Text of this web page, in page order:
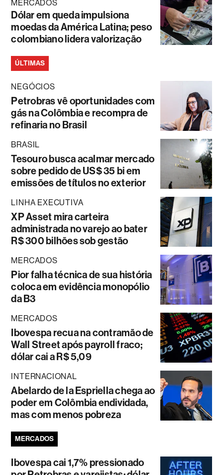
MERCADOS
Dólar em queda impulsiona
moedas da América Latina; peso
colombiano lidera valorização
ÚLTIMAS
NEGÓCIOS
Petrobras vê oportunidades com
gás na Colômbia e recompra de
refinaria no Brasil
BRASIL
Tesouro busca acalmar mercado
sobre pedido de US$ 35 bi em
emissões de títulos no exterior
LINHA EXECUTIVA
XP Asset mira carteira
administrada no varejo ao bater
R$ 300 bilhões sob gestão
MERCADOS
Pior falha técnica de sua história
coloca em evidência monopólio
da B3
MERCADOS
Ibovespa recua na contramão de
Wall Street após payroll fraco;
dólar cai a R$ 5,09
INTERNACIONAL
Abelardo de la Espriella chega ao
poder em Colômbia endividada,
mas com menos pobreza
MERCADOS
Ibovespa cai 1,7% pressionado